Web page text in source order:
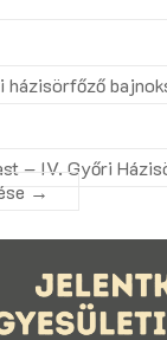
házisörfőző
– IV. Győri
→